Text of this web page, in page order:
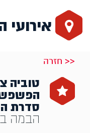
<< חזרה
סדרת
הבמה